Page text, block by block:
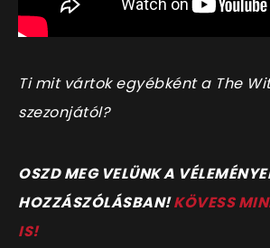
Ti mit vártok egyébként a The
szezonjától?
OSZD MEG VELÜNK A
HOZZÁSZÓLÁSBAN!KÖVESS
IS!